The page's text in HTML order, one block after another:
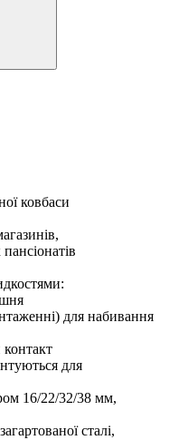
ковбаси
для набивання
для
16/22/32/38 мм,
сталі,